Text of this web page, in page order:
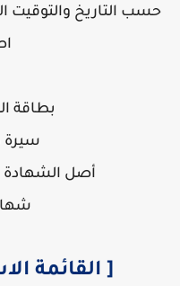
حسب التاريخ والتوقيت
بطاقة
سيرة
أصل الشهادة
[ القائمة